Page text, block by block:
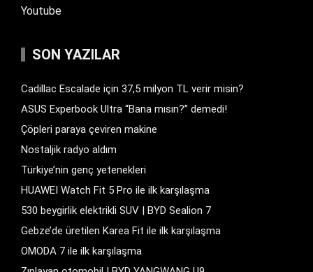
Youtube
SON YAZILAR
Cadillac Escalade için 37,5 milyon TL verir misin?
ASUS Experbook Ultra “Bana mısın?” demedi!
Çöpleri paraya çeviren makine
Nostaljik radyo aldım
Türkiye’nin genç yetenekleri
HUAWEI Watch Fit 5 Pro ile ilk karşılaşma
530 beygirlik elektrikli SUV | BYD Sealion 7
Gebze’de üretilen Karea Fit ile ilk karşılaşma
OMODA 7 ile ilk karşılaşma